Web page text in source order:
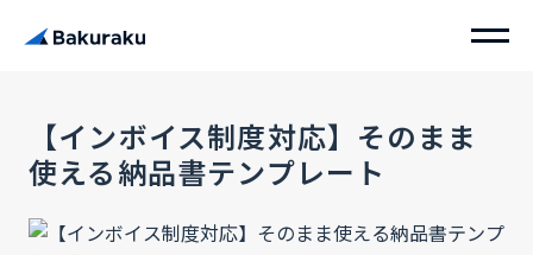
【インボイス制度対応】そのまま
使える納品書テンプレート